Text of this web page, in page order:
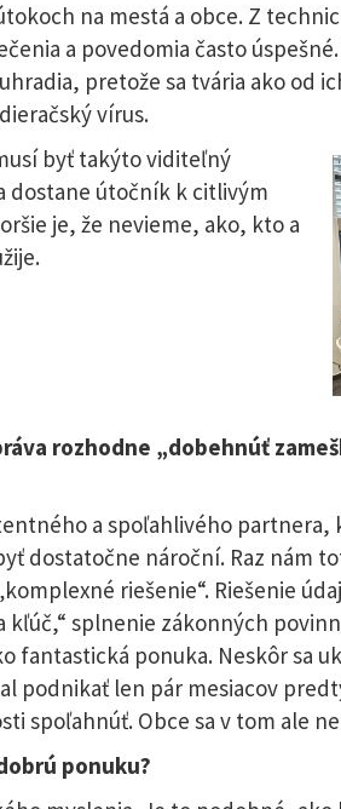
na mestá a obce. Z
a povedomia často
pretože sa tvária ako od
vírus.
byť takýto viditeľný
dostane útočník k citlivým
je, že nevieme, ako, kto a
rozhodne „dobehnúť
a spoľahlivého
dostatočne nároční. Raz nám
riešenie“. Riešenie
splnenie zákonných
fantastická ponuka. Neskôr sa
podnikať len pár mesiacov
spoľahnúť. Obce sa v tom ale
ponuku?